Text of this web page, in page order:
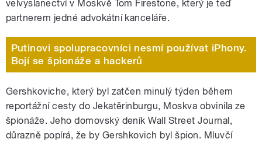
velvyslanectví v Moskvě Tom Firestone, který je teď
partnerem jedné advokátní kanceláře.
Putinovi spolupracovníci nesmí používat iPhony.
Bojí se špionáže a hackerů
Gershkoviche, který byl zatčen minulý týden během
reportážní cesty do Jekatěrinburgu, Moskva obvinila ze
špionáže. Jeho domovský deník Wall Street Journal,
důrazně popírá, že by Gershkovich byl špion. Mluvčí